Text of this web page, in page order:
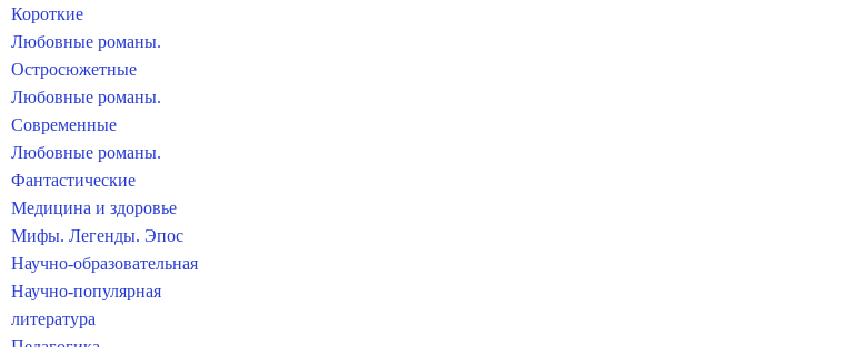
Короткие
Любовные романы.
Остросюжетные
Любовные романы.
Современные
Любовные романы.
Фантастические
Медицина и здоровье
Мифы. Легенды. Эпос
Научно-образовательная
Научно-популярная
литература